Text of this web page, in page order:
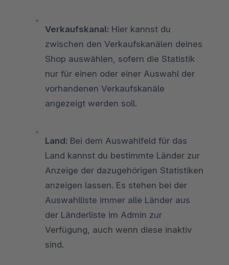
Verkaufskanal: Hier kannst du
zwischen den Verkaufskanälen deines
Shop auswählen, sofern die Statistik
nur für einen oder einer Auswahl der
vorhandenen Verkaufskanäle
angezeigt werden soll.
Land: Bei dem Auswahlfeld für das
Land kannst du bestimmte Länder zur
Anzeige der dazugehörigen Statistiken
anzeigen lassen. Es stehen bei der
Auswahlliste immer alle Länder aus
der Länderliste im Admin zur
Verfügung, auch wenn diese inaktiv
sind.